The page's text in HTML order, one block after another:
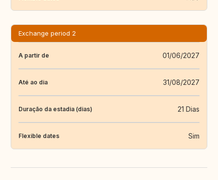
Exchange period 2
A partir de 01/06/2027
Até ao dia 31/08/2027
Duração da estadia (dias) 21 Dias
Flexible dates Sim